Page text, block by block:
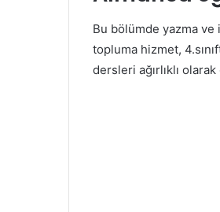
Bu bölümde yazma
topluma hizmet,
dersleri ağırlıklı